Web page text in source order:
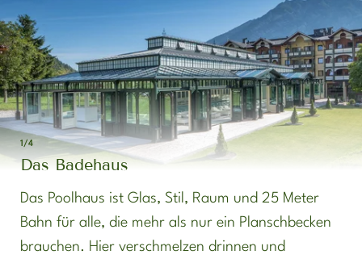
1/4
Das Badehaus
Das Poolhaus ist Glas, Stil, Raum und 25 Meter
Bahn für alle, die mehr als nur ein Planschbecken
brauchen. Hier verschmelzen drinnen und